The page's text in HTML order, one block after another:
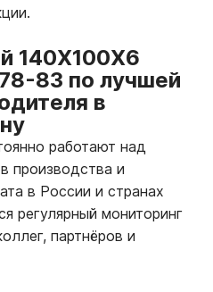
140Х100Х6
83 по лучшей
в
работают над
производства и
в России и странах
регулярный мониторинг
партнёров и